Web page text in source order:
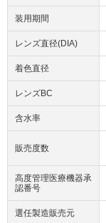
装用期間
レンズ直径(DIA)
着色直径
レンズBC
含水率
販売度数
高度管理医療機器承
認番号
選任製造販売元